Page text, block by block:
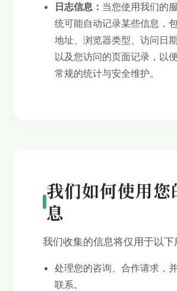
日志信息： 当您使用我们的
统可能自动记录某些信息，
地址、浏览器类型、访问日期
以及您访问的页面记录，以
常规的统计与安全维护。
我们如何使用您
息
我们收集的信息将仅用于以下
处理您的咨询、合作请求，
联系。